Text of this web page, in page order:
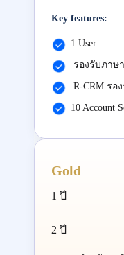
Key features:
1 User
รองรับภาษ
R-CRM รอง
10 Account
Gold
1 ปี
2 ปี